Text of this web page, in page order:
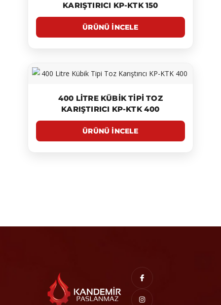
KARIŞTIRICI KP-KTK 150
400 LITRE KÜBIK TIPI TOZ
KARIŞTIRICI KP-KTK 400